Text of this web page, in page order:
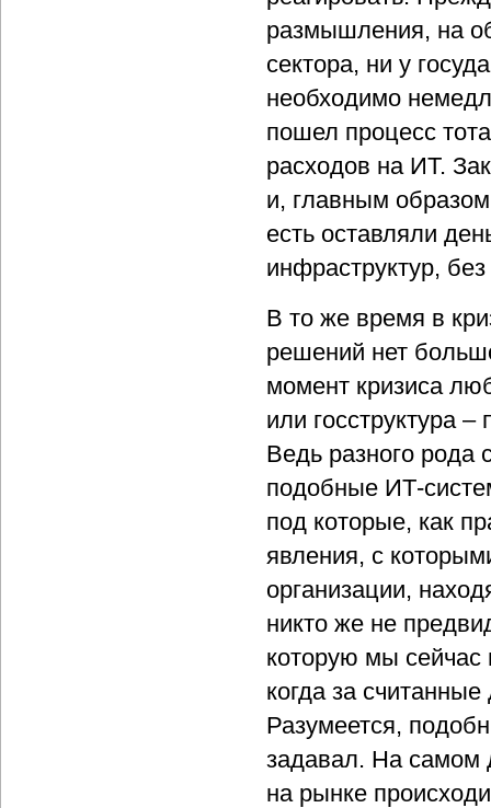
размышления, на
сектора, ни у
необходимо
пошел процесс
расходов на ИТ.
и, главным
есть оставляли
инфраструктур, без
В то же время в
решений нет
момент кризиса
или госструктура
Ведь разного
подобные ИТ-
под которые, как
явления, с
организации,
никто же не
которую мы
когда за
Разумеется,
задавал. На самом
на рынке